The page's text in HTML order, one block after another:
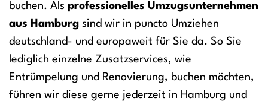
buchen. Als professionelles Umzugsunternehmen
aus Hamburg sind wir in puncto Umziehen
deutschland- und europaweit für Sie da. So Sie
lediglich einzelne Zusatzservices, wie
Entrümpelung und Renovierung, buchen möchten,
führen wir diese gerne jederzeit in Hamburg und